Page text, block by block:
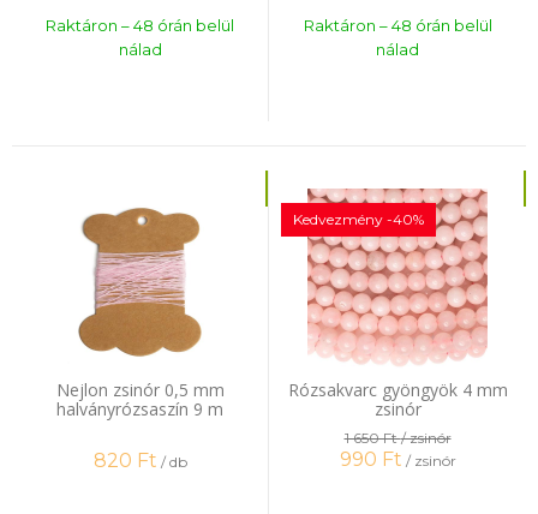
Raktáron – 48 órán belül
nálad
Raktáron – 48 órán belül
nálad
Nejlon zsinór 0,5 mm
halványrózsaszín 9 m
820 Ft / db
Rózsakvarc gyöngyök 4 mm
zsinór
Kedvezmény -40%
1 650 Ft/ zsinór
990 Ft / zsinór